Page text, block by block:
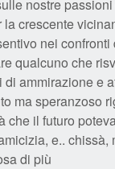
nostre
la crescente
nei confronti
qualcuno che
di ammirazione e
ma speranzoso
che il futuro
e.. chissà,
di più